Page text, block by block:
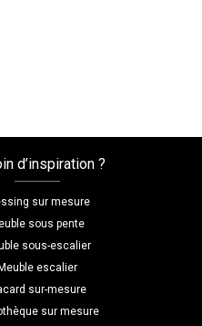
d’inspiration ?
sur mesure
sous pente
sous-escalier
Meuble escalier
sur-mesure
sur mesure